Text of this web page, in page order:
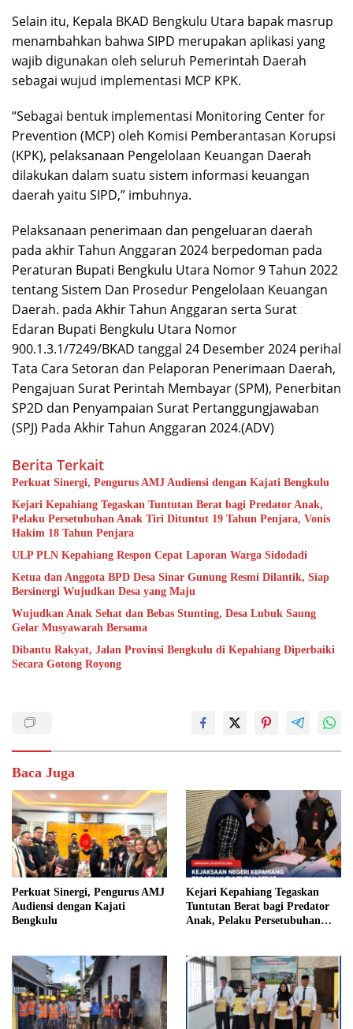
Selain itu, Kepala BKAD Bengkulu Utara bapak masrup
menambahkan bahwa SIPD merupakan aplikasi yang
wajib digunakan oleh seluruh Pemerintah Daerah
sebagai wujud implementasi MCP KPK.
“Sebagai bentuk implementasi Monitoring Center for
Prevention (MCP) oleh Komisi Pemberantasan Korupsi
(KPK), pelaksanaan Pengelolaan Keuangan Daerah
dilakukan dalam suatu sistem informasi keuangan
daerah yaitu SIPD,” imbuhnya.
Pelaksanaan penerimaan dan pengeluaran daerah
pada akhir Tahun Anggaran 2024 berpedoman pada
Peraturan Bupati Bengkulu Utara Nomor 9 Tahun 2022
tentang Sistem Dan Prosedur Pengelolaan Keuangan
Daerah. pada Akhir Tahun Anggaran serta Surat
Edaran Bupati Bengkulu Utara Nomor
900.1.3.1/7249/BKAD tanggal 24 Desember 2024 perihal
Tata Cara Setoran dan Pelaporan Penerimaan Daerah,
Pengajuan Surat Perintah Membayar (SPM), Penerbitan
SP2D dan Penyampaian Surat Pertanggungjawaban
(SPJ) Pada Akhir Tahun Anggaran 2024.(ADV)
Berita Terkait
Perkuat Sinergi, Pengurus AMJ Audiensi dengan Kajati Bengkulu
Kejari Kepahiang Tegaskan Tuntutan Berat bagi Predator Anak,
Pelaku Persetubuhan Anak Tiri Dituntut 19 Tahun Penjara, Vonis
Hakim 18 Tahun Penjara
ULP PLN Kepahiang Respon Cepat Laporan Warga Sidodadi
Ketua dan Anggota BPD Desa Sinar Gunung Resmi Dilantik, Siap
Bersinergi Wujudkan Desa yang Maju
Wujudkan Anak Sehat dan Bebas Stunting, Desa Lubuk Saung
Gelar Musyawarah Bersama
Dibantu Rakyat, Jalan Provinsi Bengkulu di Kepahiang Diperbaiki
Secara Gotong Royong
Baca Juga
Perkuat Sinergi, Pengurus AMJ
Audiensi dengan Kajati
Bengkulu
Kejari Kepahiang Tegaskan
Tuntutan Berat bagi Predator
Anak, Pelaku Persetubuhan
Penjara